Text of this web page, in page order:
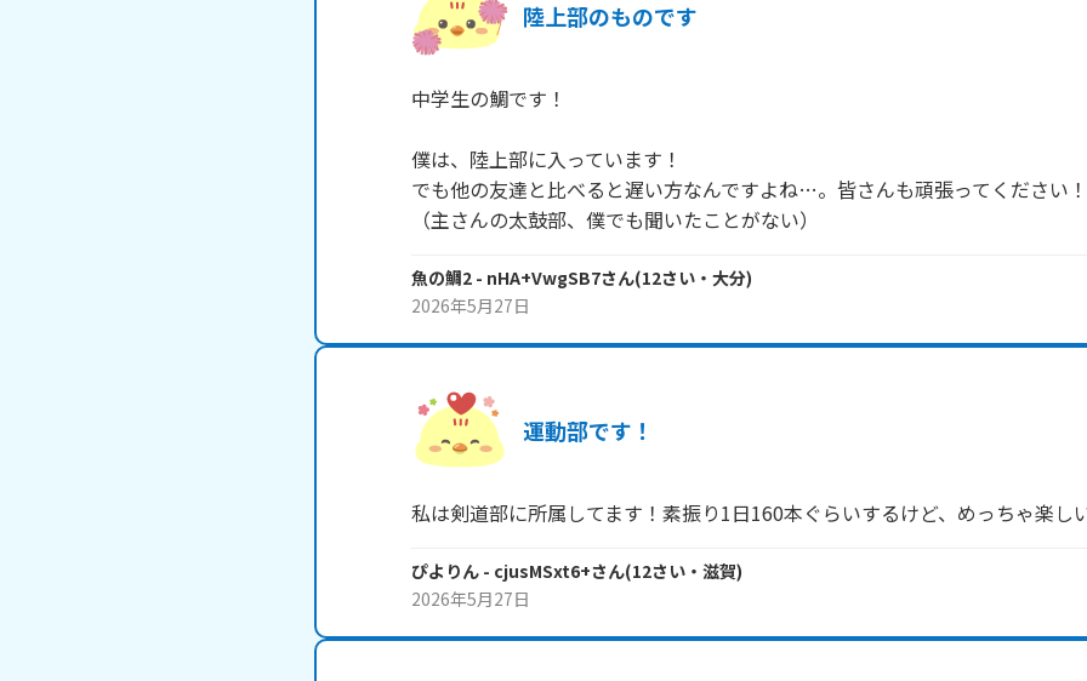
陸上部のものです
中学生の鯛です！
僕は、陸上部に入っています！
でも他の友達と比べると遅い方なんですよね…。皆さんも頑張ってください！
（主さんの太鼓部、僕でも聞いたことがない）
魚の鯛2 - nHA+VwgSB7さん(12さい・ 大分)
2026年5月27日
運動部です！
私は剣道部に所属してます！素振り1日160本ぐらいするけど、めっちゃ楽し
ぴよりん - cjusMSxt6+さん(12さい・ 滋賀)
2026年5月27日